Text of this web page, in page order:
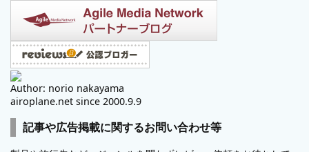
Author: norio nakayama
airoplane.net since 2000.9.9
記事や広告掲載に関するお問い合わせ等